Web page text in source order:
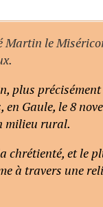
Martin le
plus
Gaule, le 8
milieu rural.
et le
à travers une